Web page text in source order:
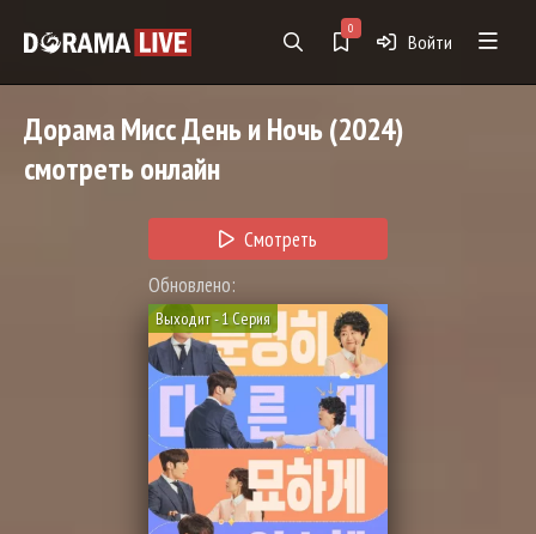
0
Войти
ДорамаМисс День и Ночь(2024)
смотреть онлайн
Смотреть
Обновлено:
Выходит - 1 Серия